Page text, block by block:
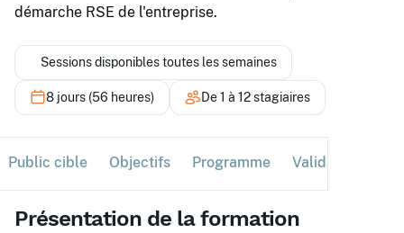
démarche RSE de l'entreprise.
Sessions disponibles toutes les semaines
8 jours (56 heures) De 1 à 12 stagiaires
Public cible Objectifs Programme Validation
Présentation de la formation